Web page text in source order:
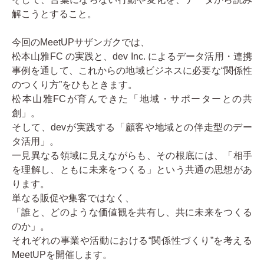
解こうとすること。
今回のMeetUPサザンガクでは、
松本山雅FC の実践と、dev Inc. によるデータ活用・連携
事例を通して、これからの地域ビジネスに必要な“関係性
のつくり方”をひもときます。
松本山雅FCが育んできた「地域・サポーターとの共
創」。
そして、devが実践する「顧客や地域との伴走型のデー
タ活用」。
一見異なる領域に見えながらも、その根底には、「相手
を理解し、ともに未来をつくる」という共通の思想があ
ります。
単なる販促や集客ではなく、
「誰と、どのような価値観を共有し、共に未来をつくる
のか」。
それぞれの事業や活動における“関係性づくり”を考える
MeetUPを開催します。